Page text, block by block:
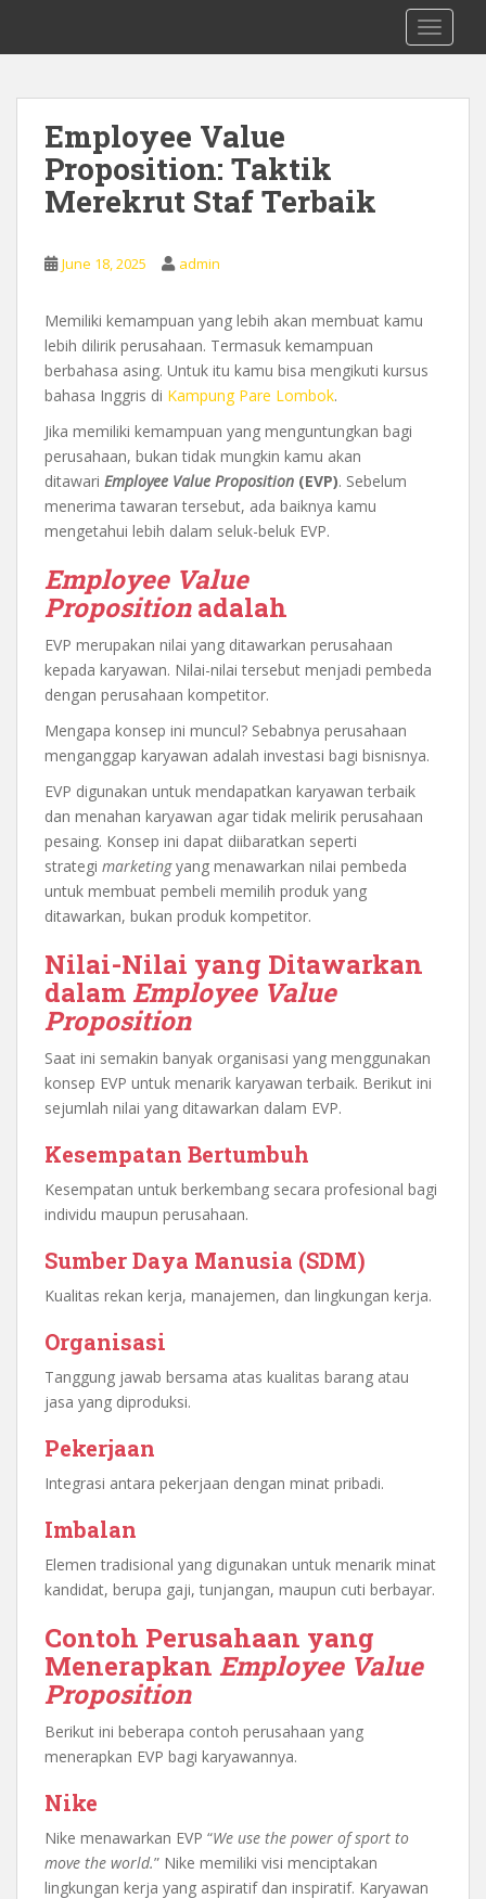
i
0878 8705 9305 Kursus Bahasa Inggis
dari Dasar Untuk Pemula Mataram
Employee Value
Proposition: Taktik
Merekrut Staf Terbaik
June 18, 2025 admin
Memiliki kemampuan yang lebih akan membuat kamu
lebih dilirik perusahaan. Termasuk kemampuan
berbahasa asing. Untuk itu kamu bisa mengikuti kursus
bahasa Inggris di Kampung Pare Lombok.
Jika memiliki kemampuan yang menguntungkan bagi
perusahaan, bukan tidak mungkin kamu akan
ditawari Employee Value Proposition (EVP). Sebelum
menerima tawaran tersebut, ada baiknya kamu
mengetahui lebih dalam seluk-beluk EVP.
Employee Value
Propositionadalah
EVP merupakan nilai yang ditawarkan perusahaan
kepada karyawan. Nilai-nilai tersebut menjadi pembeda
dengan perusahaan kompetitor.
Mengapa konsep ini muncul? Sebabnya perusahaan
menganggap karyawan adalah investasi bagi bisnisnya.
EVP digunakan untuk mendapatkan karyawan terbaik
dan menahan karyawan agar tidak melirik perusahaan
pesaing. Konsep ini dapat diibaratkan seperti
strategi marketingyang menawarkan nilai pembeda
untuk membuat pembeli memilih produk yang
ditawarkan, bukan produk kompetitor.
Nilai-Nilai yang Ditawarkan
dalamEmployee Value
Proposition
Saat ini semakin banyak organisasi yang menggunakan
konsep EVP untuk menarik karyawan terbaik. Berikut ini
sejumlah nilai yang ditawarkan dalam EVP.
Kesempatan Bertumbuh
Kesempatan untuk berkembang secara profesional bagi
individu maupun perusahaan.
Sumber Daya Manusia (SDM)
Kualitas rekan kerja, manajemen, dan lingkungan kerja.
Organisasi
Tanggung jawab bersama atas kualitas barang atau
jasa yang diproduksi.
Pekerjaan
Integrasi antara pekerjaan dengan minat pribadi.
Imbalan
Elemen tradisional yang digunakan untuk menarik minat
kandidat, berupa gaji, tunjangan, maupun cuti berbayar.
Contoh Perusahaan yang
Menerapkan Employee Value
Proposition
Berikut ini beberapa contoh perusahaan yang
menerapkan EVP bagi karyawannya.
Nike
Nike menawarkan EVP “We use the power of sport to
move the world.” Nike memiliki visi menciptakan
lingkungan kerja yang aspiratif dan inspiratif. Karyawan